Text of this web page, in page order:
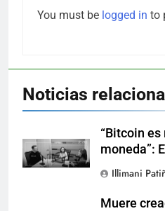
You must be logged in to
Noticias
“Bitcoin es
moneda”:
Illimani
Muere